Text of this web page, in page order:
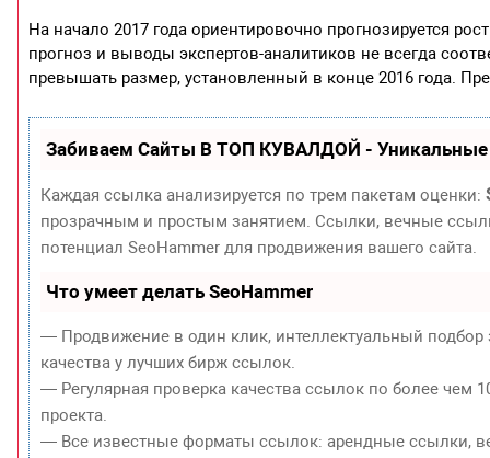
На начало 2017 года ориентировочно прогнозируется
прогноз и выводы экспертов-аналитиков не всегда
превышать размер, установленный в конце 2016 года.
Забиваем Сайты В ТОП КУВАЛДОЙ - Уникальные
Каждая ссылка анализируется по трем пакетам оценки:
прозрачным и простым занятием. Ссылки, вечные
потенциал SeoHammer для продвижения вашего сайта.
Что умеет делать SeoHammer
— Продвижение в один клик, интеллектуальный
качества у лучших бирж ссылок.
— Регулярная проверка качества ссылок по более чем
проекта.
— Все известные форматы ссылок: арендные ссылки,